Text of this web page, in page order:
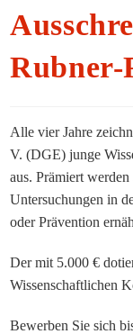
Rubner-
Alle vier Jahre
V. (DGE) junge
aus. Prämiert
Untersuchungen in
oder Prävention
Der mit 5.000 €
Wissenschaftlichen
Bewerben Sie sich